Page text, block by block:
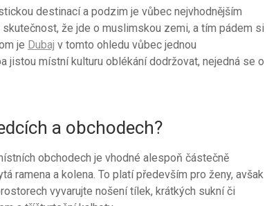
destinací a podzim je vůbec nejvhodnějším
že jde o muslimskou zemi, a tím pádem si
je Dubaj v tomto ohledu vůbec jednou
jistou místní kulturu oblékání dodržovat, nejedná se o
a obchodech?
obchodech je vhodné alespoň částečně
ramena a kolena. To platí především pro ženy, avšak
vyvarujte nošení tílek, krátkých sukní či